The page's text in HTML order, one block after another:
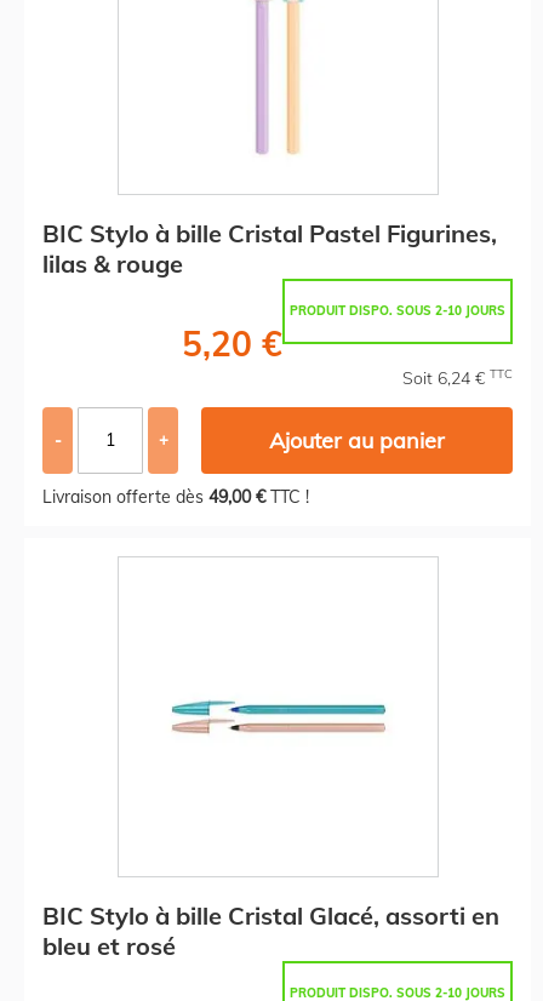
BIC Stylo à bille Cristal Pastel Figurines,
lilas & rouge
PRODUIT DISPO. SOUS 2-10 JOURS
5,20 €
Soit 6,24 € TTC
- + Ajouter au panier
Livraison offerte dès 49,00 €TTC !
BIC Stylo à bille Cristal Glacé, assorti en
bleu et rosé
PRODUIT DISPO. SOUS 2-10 JOURS